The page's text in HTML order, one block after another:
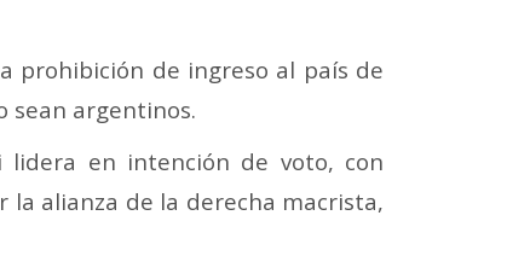
prohibición de ingreso al país de
sean argentinos.
lidera en intención de voto, con
la alianza de la derecha macrista,